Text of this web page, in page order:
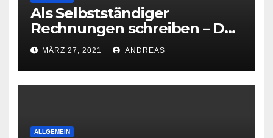
Als Selbstständiger
Rechnungen schreiben – Das
ist zu beachten
MÄRZ 27, 2021 ANDREAS
ALLGEMEIN